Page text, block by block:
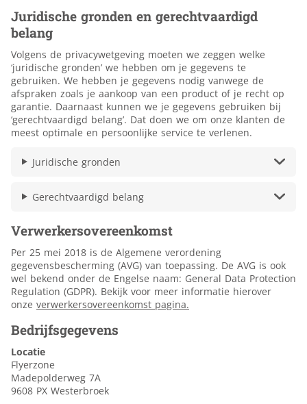
Juridische gronden en gerechtvaardigd
belang
Volgens de privacywetgeving moeten we zeggen welke
‘juridische gronden’ we hebben om je gegevens te
gebruiken. We hebben je gegevens nodig vanwege de
afspraken zoals je aankoop van een product of je recht op
garantie. Daarnaast kunnen we je gegevens gebruiken bij
‘gerechtvaardigd belang’. Dat doen we om onze klanten de
meest optimale en persoonlijke service te verlenen.
Juridische gronden
Gerechtvaardigd belang
Verwerkersovereenkomst
Per 25 mei 2018 is de Algemene verordening
gegevensbescherming (AVG) van toepassing. De AVG is ook
wel bekend onder de Engelse naam: General Data Protection
Regulation (GDPR). Bekijk voor meer informatie hierover
onze verwerkersovereenkomst pagina.
Bedrijfsgegevens
Locatie
Flyerzone
Madepolderweg 7A
9608 PX Westerbroek